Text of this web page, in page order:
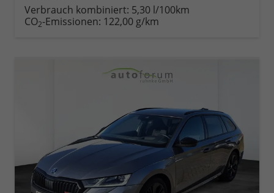
Verbrauch kombiniert: 5,30 l/100km
CO2-Emissionen: 122,00 g/km